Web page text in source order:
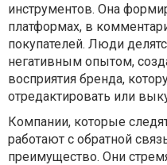
инструментов. Она
платформах, в
покупателей. Люди
негативным опытом,
восприятия бренда,
отредактировать или
Компании, которые
работают с обратной
преимущество. Они